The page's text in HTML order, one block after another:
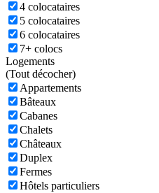
4 colocataires
5 colocataires
6 colocataires
7+ colocs
Logements
(Tout décocher)
Appartements
Bâteaux
Cabanes
Chalets
Châteaux
Duplex
Fermes
Hôtels particuliers